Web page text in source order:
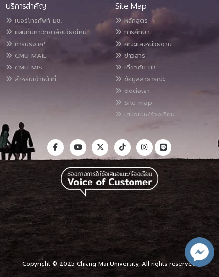
บริการสำคัญ
เบอร์โทรศัพท์ มช.
แผนที่มหาวิทยาลัยเชียงใหม่
การบริจาค*
CMU MAIL
CMU MIS
สำหรับเจ้าหน้าที่
Site Map
หลักสูตร
การศึกษา
คณะและหน่วยงาน
ข่าวสาร
เกี่ยวกับ มช.
ข้อมูลสาธารณะ
ติดต่อเรา
Site map
เสนอแนะ/ร้องเรียน
Copyright © 2025 Chiang Mai University, All rights reserved.